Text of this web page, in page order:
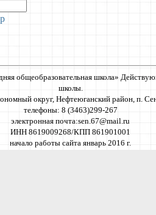
общеобразовательная школа»
школы.
округ, Нефтеюганский район, п.
телефоны: 8 (3463)299-267
электронная почта:sen.67@mail.ru
ИНН 8619009268/КПП 861901001
начало работы сайта январь 2016 г.